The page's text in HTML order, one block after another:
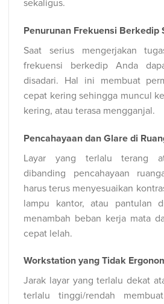
sekaligus.
Penurunan Frekuensi Berkedip
Saat serius mengerjakan
frekuensi berkedip Anda
disadari. Hal ini membuat
cepat kering sehingga muncul
kering, atau terasa mengganjal.
Pencahayaan dan Glare di
Layar yang terlalu terang
dibanding pencahayaan
harus terus menyesuaikan
lampu kantor, atau pantulan
menambah beban kerja mata
cepat lelah.
Workstation yang Tidak
Jarak layar yang terlalu dekat
terlalu tinggi/rendah